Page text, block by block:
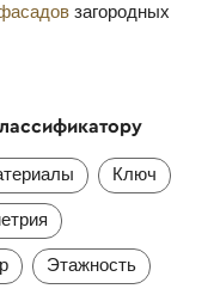
загородных
Ключ
Этажность